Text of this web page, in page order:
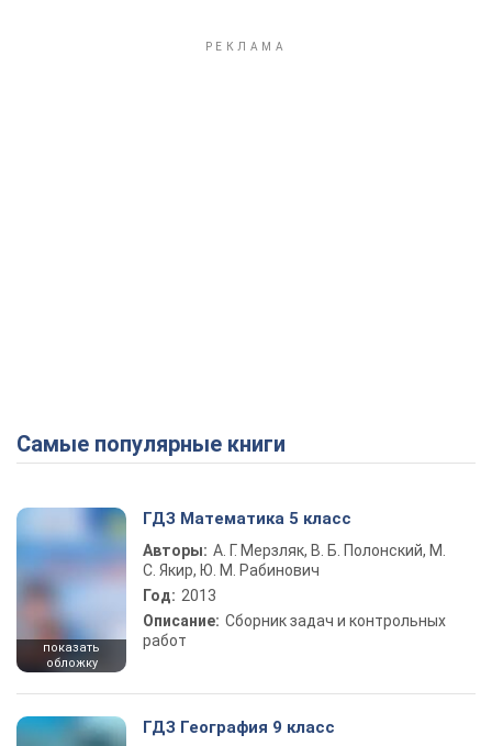
Самые популярные книги
показать
обложку
ГДЗ Математика 5 класс
Авторы: А. Г. Мерзляк, В. Б. Полонский, М.
С. Якир, Ю. М. Рабинович
Год: 2013
Описание: Сборник задач и контрольных
работ
ГДЗ География 9 класс